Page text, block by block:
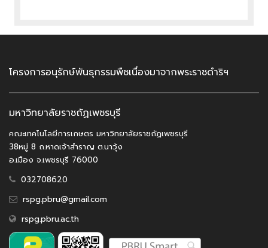
โครงการอนุรักษ์พันธุกรรมพืชเนื่องมาจากพระราชดำริฯ
มหาวิทยาลัยราชถัฏเพชรบุรี
คณะเทคโนโลยีการเกษตร มหาวิทยาลัยราชถัฏเพชรบุรี
38หมู่ 8 ถ.หาดเจ้าสำราญ ต.นาวุ้ง
อ.เมือง จ.เพชรบุรี 76000
032708620
rspg.pbru@gmail.com
rspg.pbru.ac.th